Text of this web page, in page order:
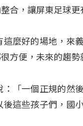
合，讓屏東足球更
麼好的場地，來
方便，未來的趨勢
「一個正規的然
這些孩子們，國